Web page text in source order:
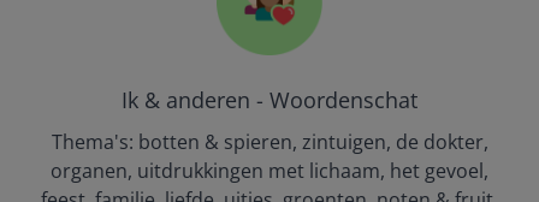
Ik & anderen - Woordenschat
Thema's: botten & spieren, zintuigen, de dokter,
organen, uitdrukkingen met lichaam, het gevoel,